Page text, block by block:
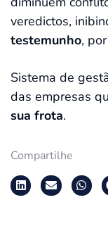
veredictos,
testemunho,
Sistema de
das empresas
sua frota.
Compartilhe